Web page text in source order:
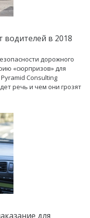
в 2018
дорожного
«сюрпризов» для
Consulting
речь и чем они грозят
для